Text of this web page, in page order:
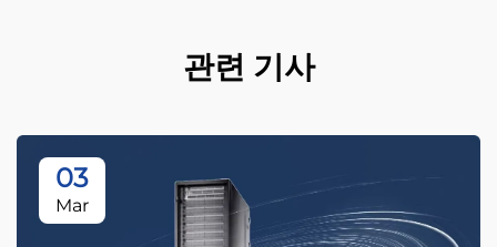
관련 기사
03
Mar